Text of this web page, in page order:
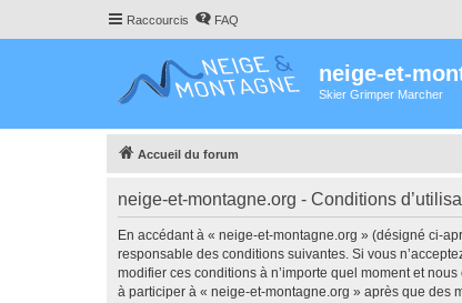
Raccourcis FAQ
neige-et-
Skier Grimper Marcher
Accueil du forum
neige-et-montagne.org - Conditions
En accédant à « neige-et-montagne.org » (désigné ci-
responsable des conditions suivantes. Si vous
modifier ces conditions à n’importe quel moment et
à participer à « neige-et-montagne.org » après que des